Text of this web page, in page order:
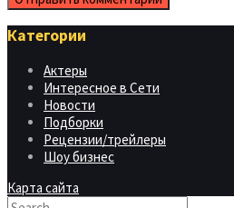
Категории
Актеры
Интересное в Сети
Новости
Подборки
Рецензии/трейлеры
Шоу бизнес
Карта сайта